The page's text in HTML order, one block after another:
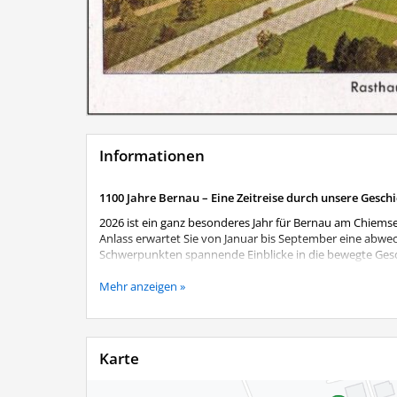
Informationen
1100 Jahre Bernau – Eine Zeitreise durch unsere
2026 ist ein ganz besonderes Jahr für Bernau am
Anlass erwartet Sie von Januar bis September eine
Schwerpunkten spannende Einblicke in die bewegte
Begeben Sie sich auf eine Zeitreise von den Anfängen
Perspektiven. Die Ausstellung verändert sich im Laufe
Aktuelles Ausstellungsthema
Reichsautobahn und Rasthaus - Entstehung und
und Mobilität. Doch wie entstand die Reichsautobahn,
jährigen Gemeindejubiläums widmet sich die aktuelle
Mehr anzeigen »
Karte